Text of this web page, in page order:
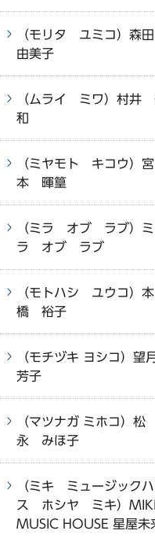
（モリタ ユミコ）森
由美子
（ムライ ミワ）村井
和
（ミヤモト キコウ）宮
本 暉篁
（ミラ オブ ラブ）ミ
ラ オブ ラブ
（モトハシ ユウコ）本
橋 裕子
（モチヅキ ヨシコ）望月
芳子
（マツナガ ミホコ）松
永 みほ子
（ミキ ミュージックハ
ス ホシヤ ミキ）MIKI
MUSIC HOUSE 星屋未